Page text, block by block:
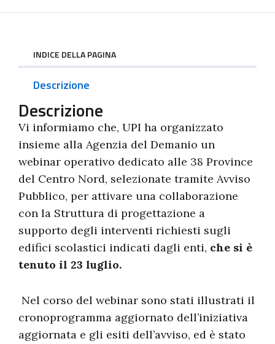
INDICE DELLA PAGINA
Descrizione
Descrizione
Vi informiamo che, UPI ha organizzato
insieme alla Agenzia del Demanio un
webinar operativo dedicato alle 38 Province
del Centro Nord, selezionate tramite Avviso
Pubblico, per attivare una collaborazione
con la Struttura di progettazione a
supporto degli interventi richiesti sugli
edifici scolastici indicati dagli enti, che si è
tenuto il 23 luglio.
Nel corso del webinar sono stati illustrati il
cronoprogramma aggiornato dell’iniziativa
aggiornata e gli esiti dell’avviso, ed è stato